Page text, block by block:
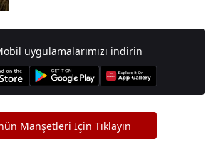
uygulamalarımızı indirin
Manşetleri İçin Tıklayın